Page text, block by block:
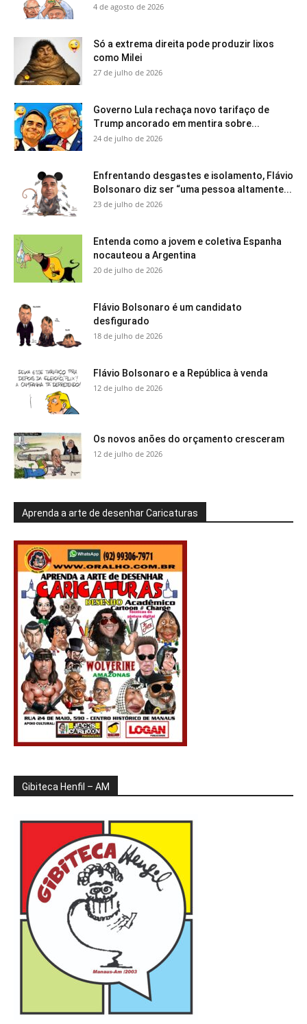
4 de agosto de 2026
Só a extrema direita pode produzir lixos
como Milei
27 de julho de 2026
Governo Lula rechaça novo tarifaço de
Trump ancorado em mentira sobre...
24 de julho de 2026
Enfrentando desgastes e isolamento, Flávio
Bolsonaro diz ser “uma pessoa altamente...
23 de julho de 2026
Entenda como a jovem e coletiva Espanha
nocauteou a Argentina
20 de julho de 2026
Flávio Bolsonaro é um candidato
desfigurado
18 de julho de 2026
Flávio Bolsonaro e a República à venda
12 de julho de 2026
Os novos anões do orçamento cresceram
12 de julho de 2026
Aprenda a arte de desenhar Caricaturas
Gibiteca Henfil – AM